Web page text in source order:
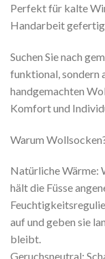
Perfekt für kalte
Handarbeit
Suchen Sie nach
funktional, sondern
handgemachten
Komfort und
Warum
Natürliche Wärme:
hält die Füsse
auf und geben sie
bleibt.
Geruchsneutral: